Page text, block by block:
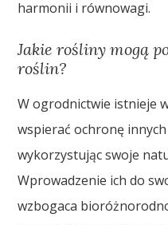
harmonii i równowagi.
Jakie rośliny mogą
roślin?
W ogrodnictwie istnieje
wspierać ochronę
wykorzystując swoje
Wprowadzenie ich do
wzbogaca